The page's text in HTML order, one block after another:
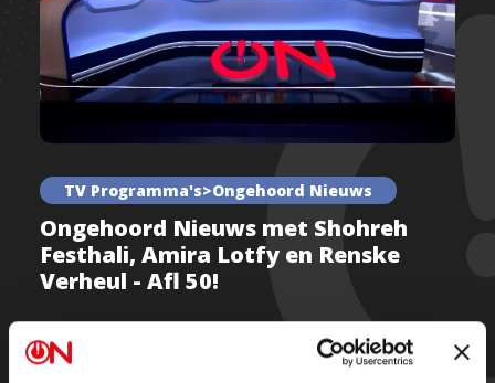
TV Programma's>Ongehoord Nieuws
Ongehoord Nieuws met Shohreh
Festhali, Amira Lotfy en Renske
Verheul - Afl 50!